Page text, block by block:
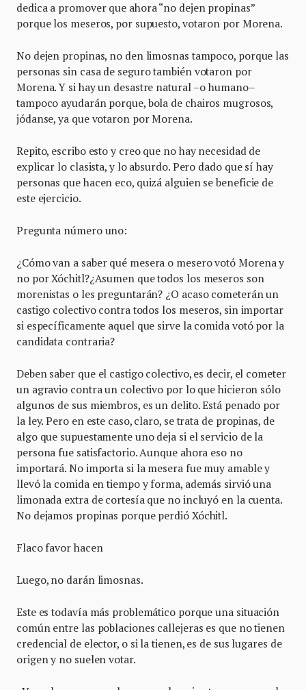
dedica a promover que ahora “no dejen propinas”
porque los meseros, por supuesto, votaron por Morena.
No dejen propinas, no den limosnas tampoco, porque las
personas sin casa de seguro también votaron por
Morena. Y si hay un desastre natural –o humano–
tampoco ayudarán porque, bola de chairos mugrosos,
jódanse, ya que votaron por Morena.
Repito, escribo esto y creo que no hay necesidad de
explicar lo clasista, y lo absurdo. Pero dado que sí hay
personas que hacen eco, quizá alguien se beneficie de
este ejercicio.
Pregunta número uno:
¿Cómo van a saber qué mesera o mesero votó Morena y
no por Xóchitl?¿Asumen que todos los meseros son
morenistas o les preguntarán? ¿O acaso cometerán un
castigo colectivo contra todos los meseros, sin importar
si específicamente aquel que sirve la comida votó por la
candidata contraria?
Deben saber que el castigo colectivo, es decir, el cometer
un agravio contra un colectivo por lo que hicieron sólo
algunos de sus miembros, es un delito. Está penado por
la ley. Pero en este caso, claro, se trata de propinas, de
algo que supuestamente uno deja si el servicio de la
persona fue satisfactorio. Aunque ahora eso no
importará. No importa si la mesera fue muy amable y
llevó la comida en tiempo y forma, además sirvió una
limonada extra de cortesía que no incluyó en la cuenta.
No dejamos propinas porque perdió Xóchitl.
Flaco favor hacen
Luego, no darán limosnas.
Este es todavía más problemático porque una situación
común entre las poblaciones callejeras es que no tienen
credencial de elector, o si la tienen, es de sus lugares de
origen y no suelen votar.